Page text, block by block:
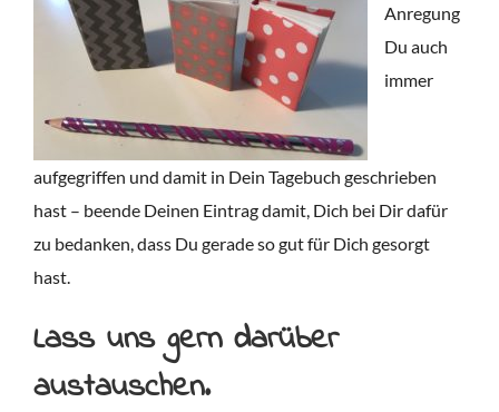
Anregung
Du auch
immer
aufgegriffen und damit in Dein Tagebuch geschrieben
hast – beende Deinen Eintrag damit, Dich bei Dir dafür
zu bedanken, dass Du gerade so gut für Dich gesorgt
hast.
Lass uns gern darüber
austauschen.